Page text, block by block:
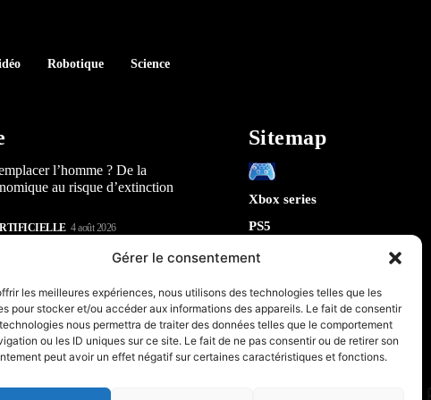
Gérer le consentement
les meilleures expériences, nous utilisons des technologies telles que les
pour stocker et/ou accéder aux informations des appareils. Le fait de consentir
nous permettra de traiter des données telles que le comportement
ou les ID uniques sur ce site. Le fait de ne pas consentir ou de retirer son
peut avoir un effet négatif sur certaines caractéristiques et fonctions.
Robotique Science
l’homme ? De la
au risque d’extinction
4 août 2026
Play : 5 révélations sur la
qui arrive en 2026
2026
la sécurité de Chrome : 5
sur le futur de votre
Sitemap
Xbox series
PS5
Switch
IA
Robotique
Espace